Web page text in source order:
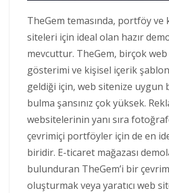
TheGem temasında, portföy ve
siteleri için ideal olan hazır
mevcuttur. TheGem, birçok
gösterimi ve kişisel içerik
geldiği için, web sitenize uygun
bulma şansınız çok yüksek.
websitelerinin yanı sıra
çevrimiçi portföyler için de en
biridir. E-ticaret mağazası
bulunduran TheGem’i bir
oluşturmak veya yaratıcı web